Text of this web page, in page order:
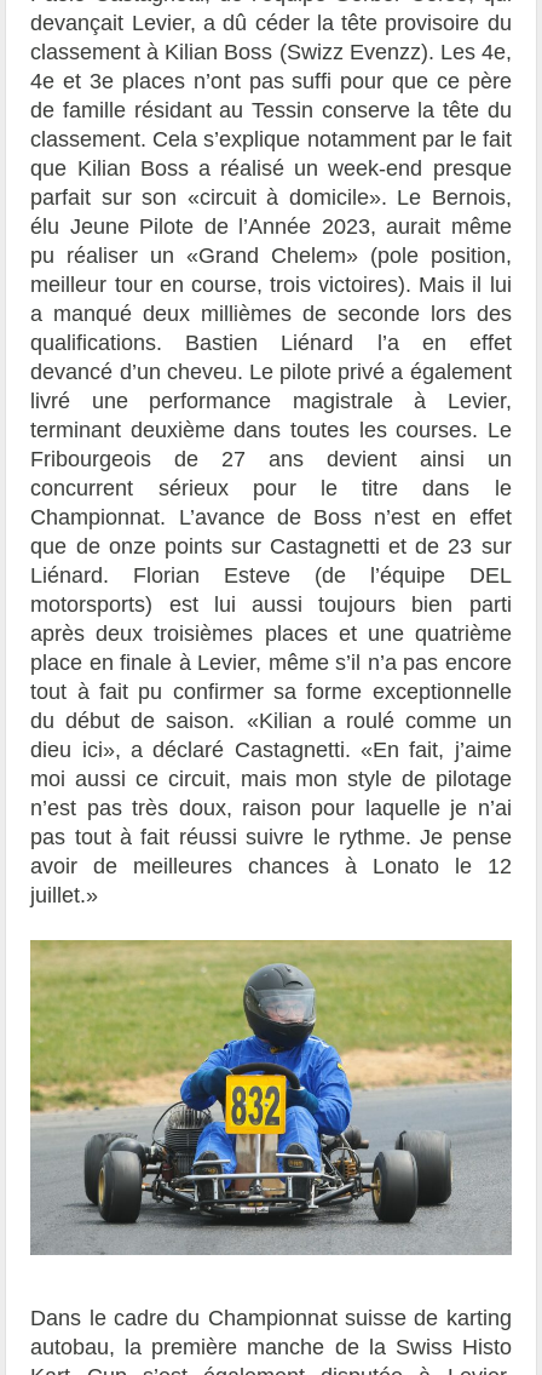
devançait Levier, a dû céder la tête provisoire du
classement à Kilian Boss (Swizz Evenzz). Les 4e,
4e et 3e places n’ont pas suffi pour que ce père
de famille résidant au Tessin conserve la tête du
classement. Cela s’explique notamment par le fait
que Kilian Boss a réalisé un week-end presque
parfait sur son «circuit à domicile». Le Bernois,
élu Jeune Pilote de l’Année 2023, aurait même
pu réaliser un «Grand Chelem» (pole position,
meilleur tour en course, trois victoires). Mais il lui
a manqué deux millièmes de seconde lors des
qualifications. Bastien Liénard l’a en effet
devancé d’un cheveu. Le pilote privé a également
livré une performance magistrale à Levier,
terminant deuxième dans toutes les courses. Le
Fribourgeois de 27 ans devient ainsi un
concurrent sérieux pour le titre dans le
Championnat. L’avance de Boss n’est en effet
que de onze points sur Castagnetti et de 23 sur
Liénard. Florian Esteve (de l’équipe DEL
motorsports) est lui aussi toujours bien parti
après deux troisièmes places et une quatrième
place en finale à Levier, même s’il n’a pas encore
tout à fait pu confirmer sa forme exceptionnelle
du début de saison. «Kilian a roulé comme un
dieu ici», a déclaré Castagnetti. «En fait, j’aime
moi aussi ce circuit, mais mon style de pilotage
n’est pas très doux, raison pour laquelle je n’ai
pas tout à fait réussi suivre le rythme. Je pense
avoir de meilleures chances à Lonato le 12
juillet.»
Dans le cadre du Championnat suisse de karting
autobau, la première manche de la Swiss Histo